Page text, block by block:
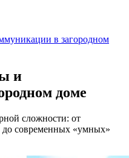
в загородном
и
доме
сложности: от
современных «умных»